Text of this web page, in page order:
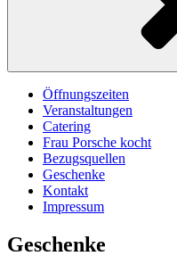
Öffnungszeiten
Veranstaltungen
Catering
Frau Porsche kocht
Bezugsquellen
Geschenke
Kontakt
Impressum
Geschenke